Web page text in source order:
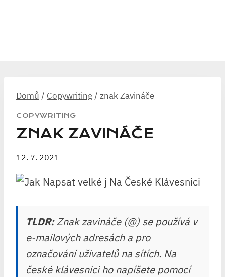
Domů / Copywriting / znak Zavináče
COPYWRITING
ZNAK ZAVINÁČE
12. 7. 2021
TLDR:Znak zavináče (@) se používá v
e-mailových adresách a pro
označování uživatelů na sítích. Na
české klávesnici ho napíšete pomocí